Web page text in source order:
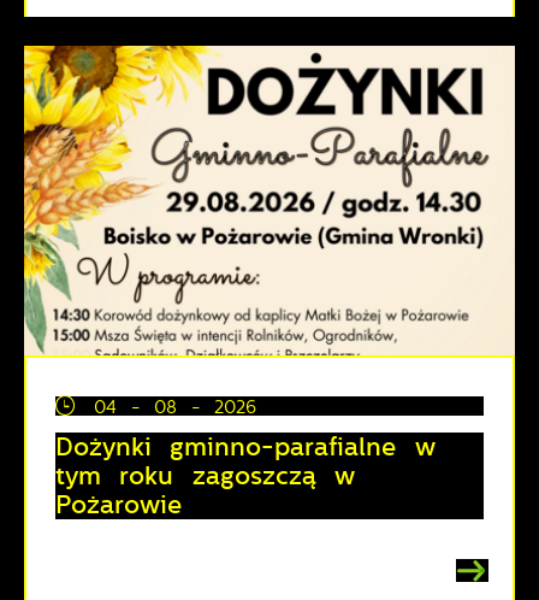
04 - 08 - 2026
Dożynki gminno-parafialne w
tym roku zagoszczą w
Pożarowie